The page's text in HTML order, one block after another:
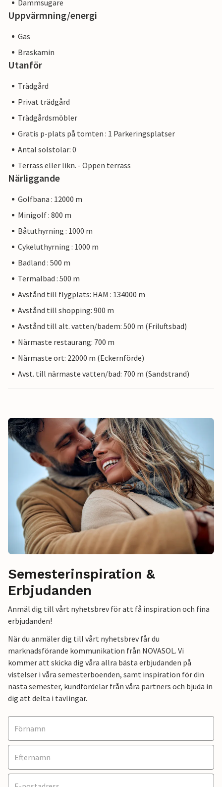
Dammsugare
Uppvärmning/energi
Gas
Braskamin
Utanför
Trädgård
Privat trädgård
Trädgårdsmöbler
Gratis p-plats på tomten : 1 Parkeringsplatser
Antal solstolar: 0
Terrass eller likn. - Öppen terrass
Närliggande
Golfbana : 12000 m
Minigolf : 800 m
Båtuthyrning : 1000 m
Cykeluthyrning : 1000 m
Badland : 500 m
Termalbad : 500 m
Avstånd till flygplats: HAM : 134000 m
Avstånd till shopping: 900 m
Avstånd till alt. vatten/badem: 500 m (Friluftsbad)
Närmaste restaurang: 700 m
Närmaste ort: 22000 m (Eckernförde)
Avst. till närmaste vatten/bad: 700 m (Sandstrand)
Semesterinspiration &
Erbjudanden
Anmäl dig till vårt nyhetsbrev för att få inspiration och fina
erbjudanden!
När du anmäler dig till vårt nyhetsbrev får du
marknadsförande kommunikation från NOVASOL. Vi
kommer att skicka dig våra allra bästa erbjudanden på
vistelser i våra semesterboenden, samt inspiration för din
nästa semester, kundfördelar från våra partners och bjuda in
dig att delta i tävlingar.